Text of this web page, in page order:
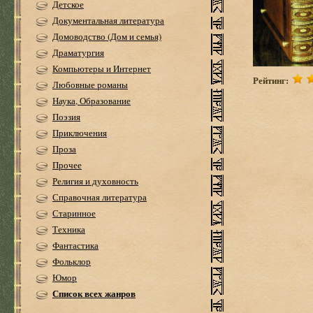
Детское
Документальная литература
Домоводство (Дом и семья)
Драматургия
Компьютеры и Интернет
Любовные романы
Наука, Образование
Поэзия
Приключения
Проза
Прочее
Религия и духовность
Справочная литература
Старинное
Техника
Фантастика
Фольклор
Юмор
Список всех жанров
Рейтинг: